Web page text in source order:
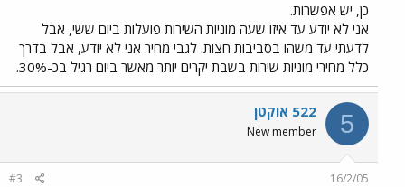
כן, יש אפשרות.
אני לא יודע עד איזו שעה מוניות השירות פועלות ביום ששי, אבל
לדעתי עד משהו בסביבות חצות. לגבי מחיר אני לא יודע, אבל בדרך
כלל מחירי מוניות שירות בשבת יקרים יותר מאשר ביום רגיל בכ-30%.
5 522 אוקטן
New member
16/2/05
#3